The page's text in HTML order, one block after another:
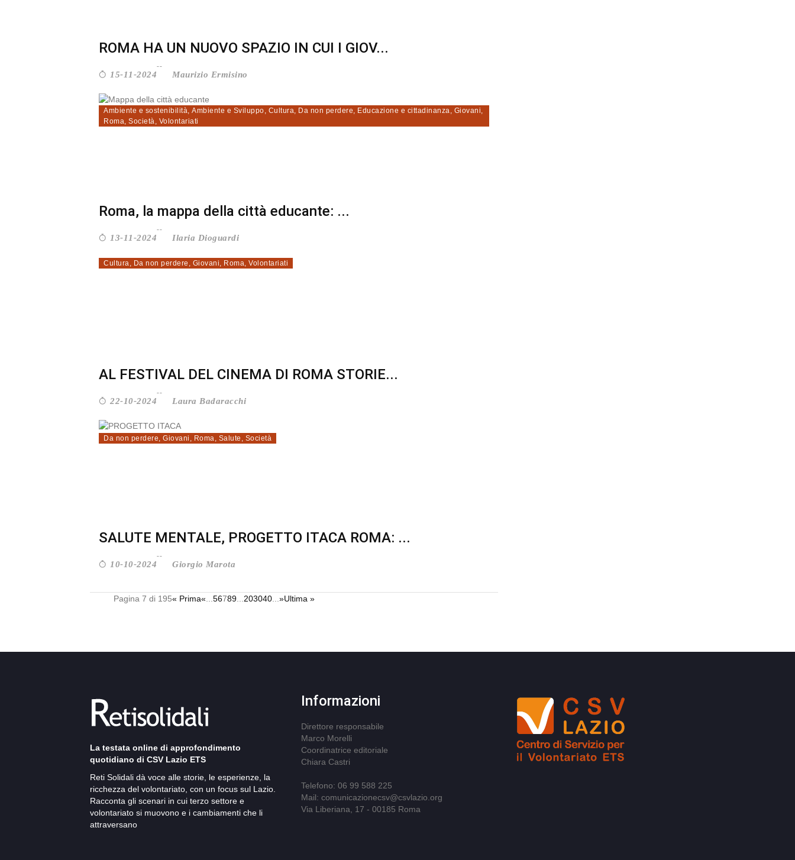
ROMA HA UN NUOVO SPAZIO IN CUI I GIOV...
15-11-2024 Maurizio Ermisino
Ambiente e sostenibilità, Ambiente e Sviluppo, Cultura, Da non perdere, Educazione e cittadinanza, Giovani,
Roma, Società, Volontariati
Roma, la mappa della città educante: ...
13-11-2024 Ilaria Dioguardi
Cultura, Da non perdere , Giovani, Roma, Volontariati
AL FESTIVAL DEL CINEMA DI ROMA STORIE...
22-10-2024 Laura Badaracchi
Da non perdere, Giovani , Roma, Salute , Società
SALUTE MENTALE, PROGETTO ITACA ROMA: ...
10-10-2024 Giorgio Marota
Pagina 7 di 195« Prima« 56789 203040 »Ultima »
La testata online di approfondimento
quotidiano di CSV Lazio ETS
Reti Solidali dà voce alle storie, le esperienze, la
ricchezza del volontariato, con un focus sul Lazio.
Racconta gli scenari in cui terzo settore e
volontariato si muovono e i cambiamenti che li
attraversano
Informazioni
Direttore responsabile
Marco Morelli
Coordinatrice editoriale
Chiara Castri
Telefono: 06 99 588 225
Mail: comunicazionecsv@csvlazio.org
Via Liberiana, 17 - 00185 Roma